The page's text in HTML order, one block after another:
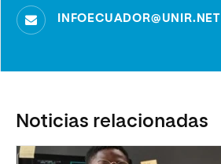
INFOECUADOR@UNIR.NET
Noticias relacionadas